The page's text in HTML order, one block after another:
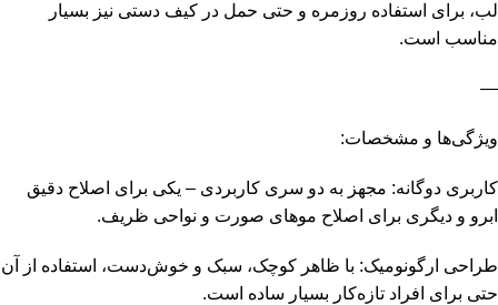
لب، برای استفاده روزمره و حتی حمل در کیف دستی نیز بسیار
مناسب است.
—
ویژگی‌ها و مشخصات:
کاربری دوگانه: مجهز به دو سری کاربردی – یکی برای اصلاح دقیق
ابرو و دیگری برای اصلاح موهای صورت و نواحی ظریف.
طراحی ارگونومیک: با ظاهر کوچک، سبک و خوش‌دست، استفاده از آن
حتی برای افراد تازه‌کار بسیار ساده است.